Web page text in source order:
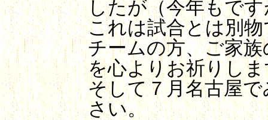
したが（今年もで
これは試合とは別
チームの方、ご家
を心よりお祈りし
そして７月名古屋
さい。